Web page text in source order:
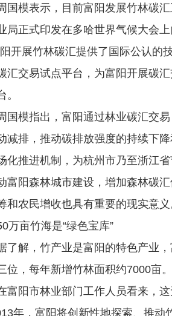
模表示，目前富阳发展竹林碳汇
局正式印发在多哈世界气候大会
开展竹林碳汇提供了国际公认的
汇交易试点平台，为富阳开展碳
。
模指出，富阳通过林业碳汇交易
减排，推动碳排放强度的持续下
化推进机制，为杭州市乃至浙江
富阳森林城市建设，增加森林碳
和农民增收也具有重要的现实意义
亩竹海是“绿色宝库”
解，竹产业是富阳的特色产业，
位，每年新增竹林面积约7000亩。
阳市林业部门工作人员看来，这
年，富阳将创新性地探索、推